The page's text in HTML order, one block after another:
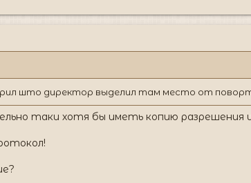
што директор выделил там место от
таки хотя бы иметь копию разрешения